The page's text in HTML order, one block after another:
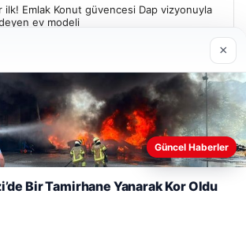
ilk! Emlak Konut güvencesi Dap vizyonuyla
ev modeli
alanlarında Kalite ve bahçe mutfağı
daha iyi anlayabilmek,
ve geliştirmek amacıyla çerezler
×
Güncel Haberler
Bir Tamirhane Yanarak Kor Oldu